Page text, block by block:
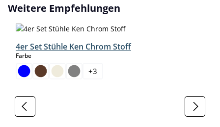
Produktgalerie überspringen
Weitere Empfehlungen
4er Set Stühle Ken Chrom Stoff
Farbeauswählen
+3